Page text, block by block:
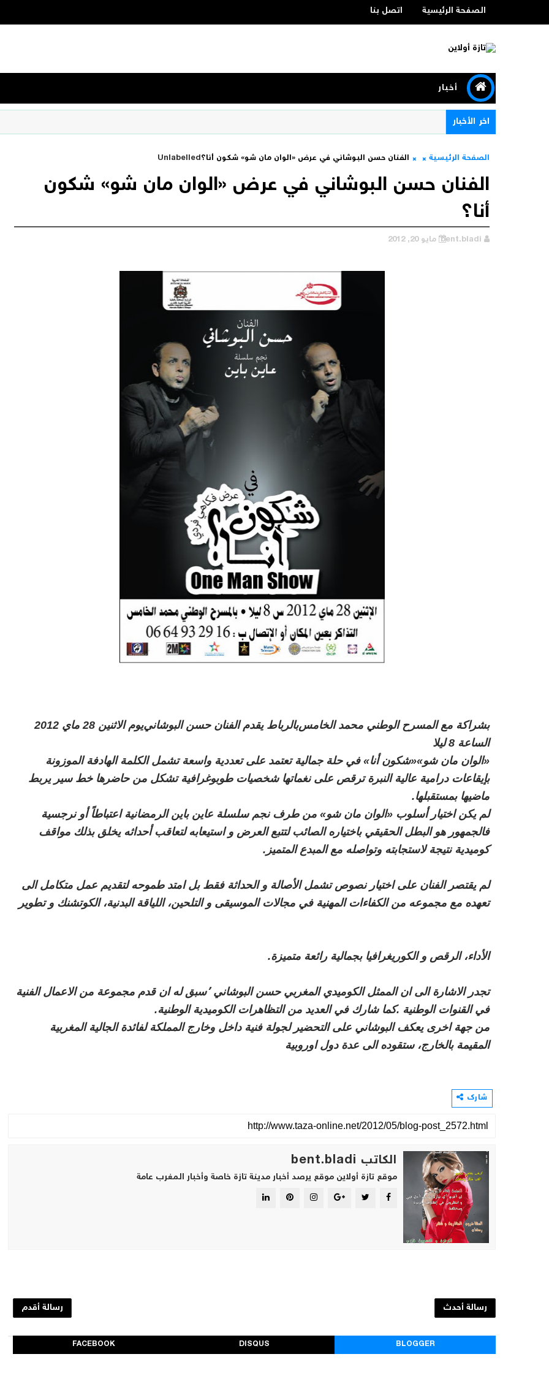
الصفحة الرئيسية اتصل بنا
أخبار
اخر الأخبار
الصفحة الرئيسية Unlabelledالفنان حسن البوشاني في عرض «الوان مان شو» شكون أنا؟
الفنان حسن البوشاني في عرض «الوان مان شو» شكون
أنا؟
bent.bladi مايو 20, 2012
بشراكة مع المسرح الوطني محمد الخامسبالرباط يقدم الفنان حسن البوشاني
يوم الاثنين 28 ماي 2012
الساعة 8 ليلا
«الوان مان شو»«شكون أنا» في حلة جمالية تعتمد على تعددية واسعة تشمل الكلمة الهادفة الموزونة
بإيقاعات درامية عالية النبرة ترقص على نغماتها شخصيات طوبوغرافية تشكل من حاضرها خط سير يربط
ماضيها بمستقبلها.
لم يكن اختيار أسلوب «الوان مان شو» من طرف نجم سلسلة عاين باين الرمضانية اعتباطاً أو نرجسية
فالجمهور هو البطل الحقيقي باختياره الصائب لتتبع العرض و استيعابه لتعاقب أحداثه يخلق بذلك مواقف
كوميدية نتيجة لاستجابته وتواصله مع المبدع المتميز.
لم يقتصر الفنان على اختيار نصوص تشمل الأصالة و الحداثة فقط بل امتد طموحه لتقديم عمل متكامل الى
تعهده مع مجموعه من الكفاءات المهنية في مجالات الموسيقى و التلحين، اللياقة البدنية، الكوتشنك و تطوير
الأداء، الرقص و الكوريغرافيا بجمالية رائعة متميزة.
تجدر الاشارة الى ان الممثل الكوميدي المغربي حسن البوشاني ٬ سبق له ان قدم مجموعة من الاعمال الفنية
في القنوات الوطنية .كما شارك في العديد من التظاهرات الكوميدية الوطنية.
من جهة اخرى يعكف البوشاني على التحضير لجولة فنية داخل وخارج المملكة لفائدة الجالية المغربية
المقيمة بالخارج، ستقوده الى عدة دول اوروبية
شارك
الكاتب bent.bladi
موقع تازة أولاين موقع يرصد أخبار مدينة تازة خاصة وأخبار المغرب عامة
رسالة أحدث رسالة أقدم
BLOGGER
DISQUS
FACEBOOK